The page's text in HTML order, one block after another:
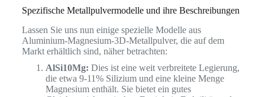
Spezifische Metallpulvermodelle und ihre Beschreibungen
Lassen Sie uns nun einige spezielle Modelle aus
Aluminium-Magnesium-3D-Metallpulver, die auf dem
Markt erhältlich sind, näher betrachten:
AlSi10Mg: Dies ist eine weit verbreitete Legierung,
die etwa 9-11% Silizium und eine kleine Menge
Magnesium enthält. Sie bietet ein gutes